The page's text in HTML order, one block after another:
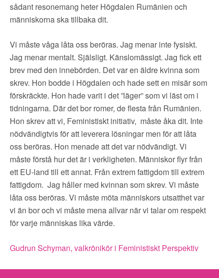
sådant resonemang heter Högdalen Rumänien och
människorna ska tillbaka dit.
Vi måste våga låta oss beröras. Jag menar inte fysiskt.
Jag menar mentalt. Själsligt. Känslomässigt. Jag fick ett
brev med den innebörden. Det var en äldre kvinna som
skrev. Hon bodde i Högdalen och hade sett en misär som
förskräckte. Hon hade varit i det ”läger” som vi läst om i
tidningarna. Där det bor romer, de flesta från Rumänien.
Hon skrev att vi, Feministiskt initiativ, måste åka dit. Inte
nödvändigtvis för att leverera lösningar men för att låta
oss beröras. Hon menade att det var nödvändigt. Vi
måste förstå hur det är i verkligheten. Människor flyr från
ett EU-land till ett annat. Från extrem fattigdom till extrem
fattigdom. Jag håller med kvinnan som skrev. Vi måste
låta oss beröras. Vi måste möta människors utsatthet var
vi än bor och vi måste mena allvar när vi talar om respekt
för varje människas lika värde.
Gudrun Schyman, valkrönikör i Feministiskt Perspektiv